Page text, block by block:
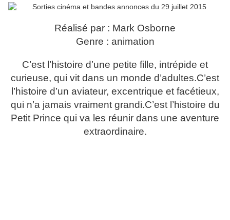
Réalisé par : Mark Osborne
Genre : animation
C’est l’histoire d’une petite fille, intrépide et
curieuse, qui vit dans un monde d’adultes.C’est
l’histoire d’un aviateur, excentrique et facétieux,
qui n’a jamais vraiment grandi.C’est l’histoire du
Petit Prince qui va les réunir dans une aventure
extraordinaire.